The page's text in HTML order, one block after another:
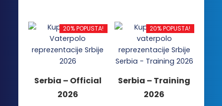
ima
više
varijanti.
Opcije
biti
izabrane
više
varijanti.
Opcije
mogu
izabrane
na
20% POPUSTA!
Serbia – Official
2026
20% POPUSTA!
Serbia – Training
2026